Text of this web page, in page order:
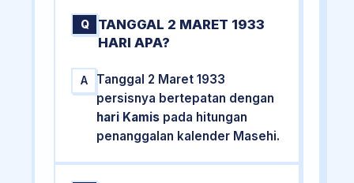
Q
TANGGAL 2 MARET 1933
HARI APA?
A
Tanggal 2 Maret 1933
persisnya bertepatan dengan
hari Kamis pada hitungan
penanggalan kalender Masehi.